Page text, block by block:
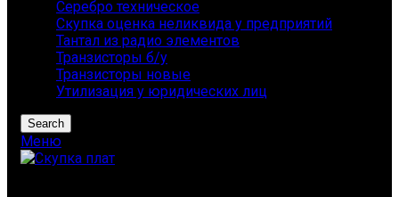
Серебро техническое
Скупка оценка неликвида у предприятий
Тантал из радио элементов
Транзисторы б/у
Транзисторы новые
Утилизация у юридических лиц
Search
Меню